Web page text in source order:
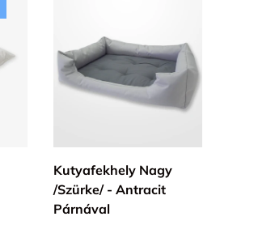
Kutyafekhely Nagy
/Szürke/ - Antracit
Párnával